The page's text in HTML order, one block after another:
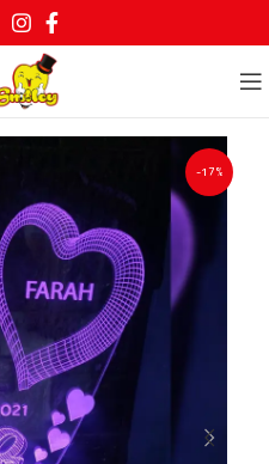
-17%